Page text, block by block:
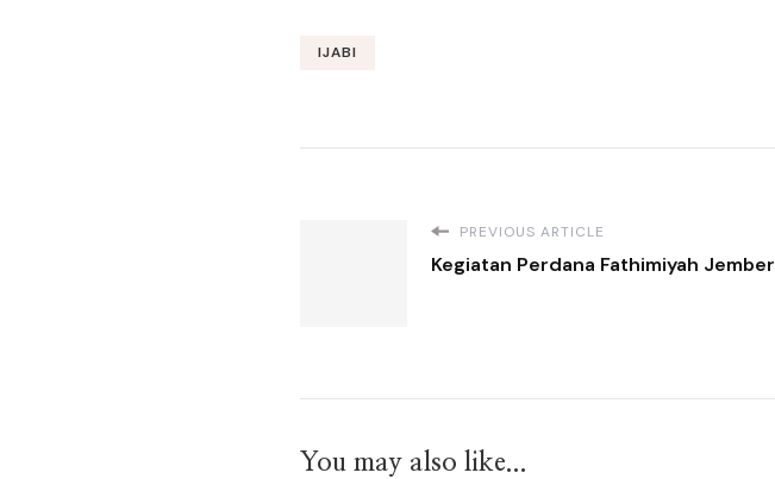
IJABI
PREVIOUS ARTICLE
Kegiatan Perdana Fathimiyah Jember
You may also like...